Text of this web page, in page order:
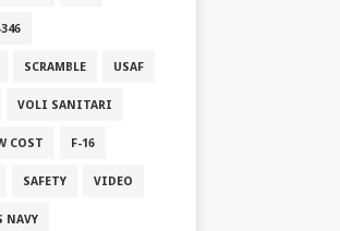
SCRAMBLE USAF
VOLI SANITARI
COST F-16
SAFETY VIDEO
NAVY